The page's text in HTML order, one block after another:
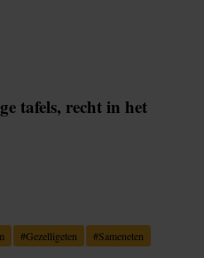
tafels, recht in het
#Gezelligeten #Sameneten